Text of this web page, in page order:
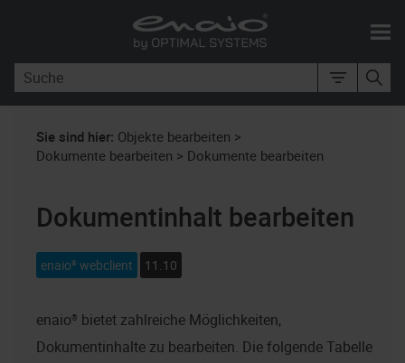
Zu Hauptinhalt springen
Sie sind hier: Objekte bearbeiten >
Dokumente bearbeiten > Dokumente bearbeiten
Dokumentinhalt bearbeiten
enaio® webclient 11.10
enaio® bietet zahlreiche Möglichkeiten,
Dokumentinhalte zu bearbeiten. Die folgende Tabelle